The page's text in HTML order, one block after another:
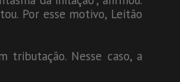
Por esse motivo, Leitão
Nesse caso, a